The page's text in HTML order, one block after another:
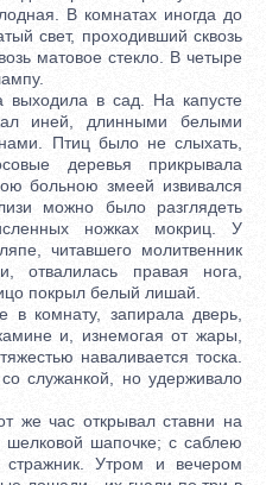
В комнатах иногда до
свет, проходивший сквозь
матовое стекло. В четыре
в сад. На капусте
иней, длинными белыми
Птиц было не слыхать,
деревья прикрывала
больною змеей извивался
можно было разглядеть
ножках мокриц. У
читавшего молитвенник
отвалилась правая нога,
покрыл белый лишай.
запирала дверь,
и, изнемогая от жары,
наваливается тоска.
служанкой, но удерживало
час открывал ставни на
шелковой шапочке; с саблею
стражник. Утром и вечером